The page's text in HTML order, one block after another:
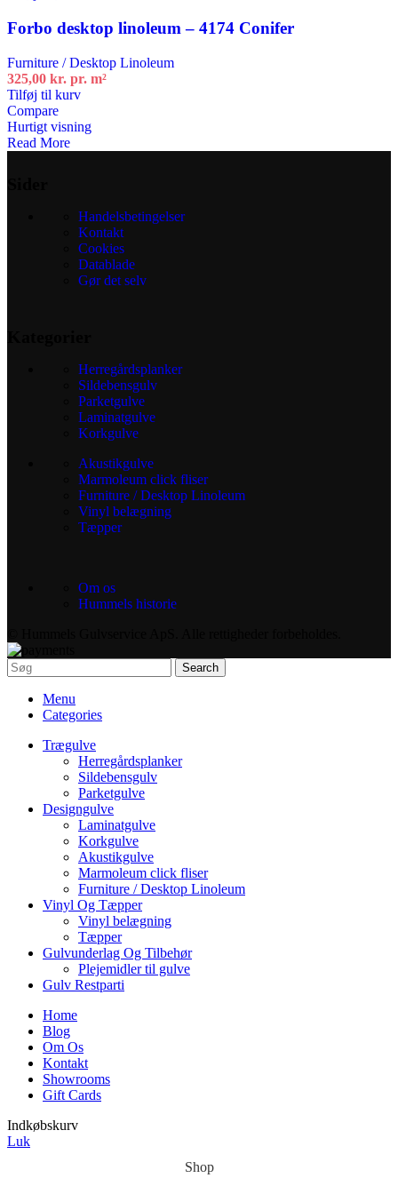
Forbo desktop linoleum – 4174 Conifer
Furniture / Desktop Linoleum
325,00 kr. pr. m²
Tilføj til kurv
Compare
Hurtigt visning
Read More
Handelsbetingelser
Kontakt
Cookies
Datablade
Gør det selv
Herregårdsplanker
Sildebensgulv
Parketgulve
Laminatgulve
Korkgulve
Akustikgulve
Marmoleum click fliser
Furniture / Desktop Linoleum
Vinyl belægning
Tæpper
Om os
Hummels historie
Search
Menu
Categories
Trægulve
Herregårdsplanker
Sildebensgulv
Parketgulve
Designgulve
Laminatgulve
Korkgulve
Akustikgulve
Marmoleum click fliser
Furniture / Desktop Linoleum
Vinyl Og Tæpper
Vinyl belægning
Tæpper
Gulvunderlag Og Tilbehør
Plejemidler til gulve
Gulv Restparti
Home
Blog
Om Os
Kontakt
Showrooms
Gift Cards
Indkøbskurv
Luk
Shop